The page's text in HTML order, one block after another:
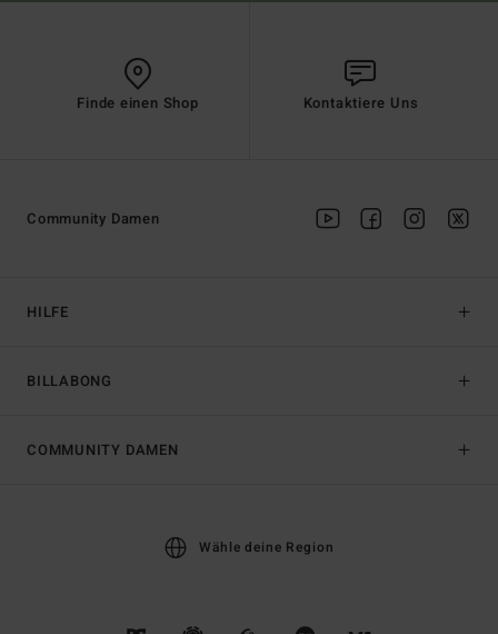
Finde einen Shop Kontaktiere Uns
HILFE
BILLABONG
Community Damen
COMMUNITY DAMEN
Wähle deine Region